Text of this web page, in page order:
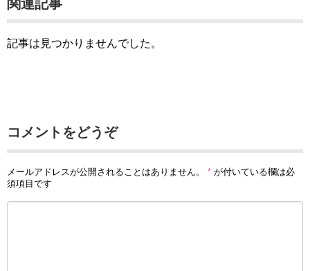
関連記事
記事は見つかりませんでした。
コメントをどうぞ
メールアドレスが公開されることはありません。 * が付いている欄は必
須項目です